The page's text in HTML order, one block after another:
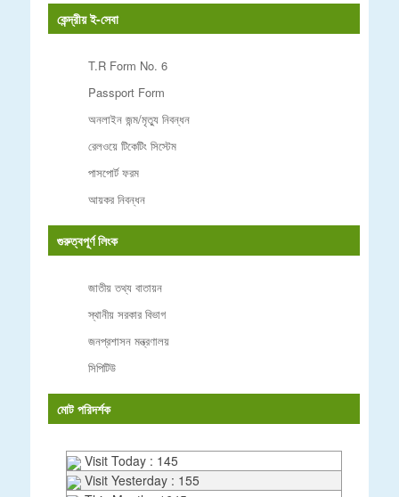
কেন্দ্রীয় ই-সেবা
T.R Form No. 6
Passport Form
অনলাইন জন্ম/মৃত্যু নিবন্ধন
রেলওয়ে টিকেটিং সিস্টেম
পাসপোর্ট ফরম
আয়কর নিবন্ধন
গুরুত্বপূর্ণ লিংক
জাতীয় তথ্য বাতায়ন
স্থানীয় সরকার বিভাগ
জনপ্রশাসন মন্ত্রণালয়
সিপিটিউ
মোট পরিদর্শক
Visit Today : 145
Visit Yesterday : 155